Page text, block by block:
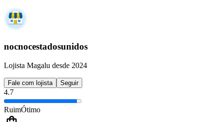
nocnocestadosunidos
Lojista Magalu desde 2024
Fale com lojista Seguir
4.7
RuimÓtimo